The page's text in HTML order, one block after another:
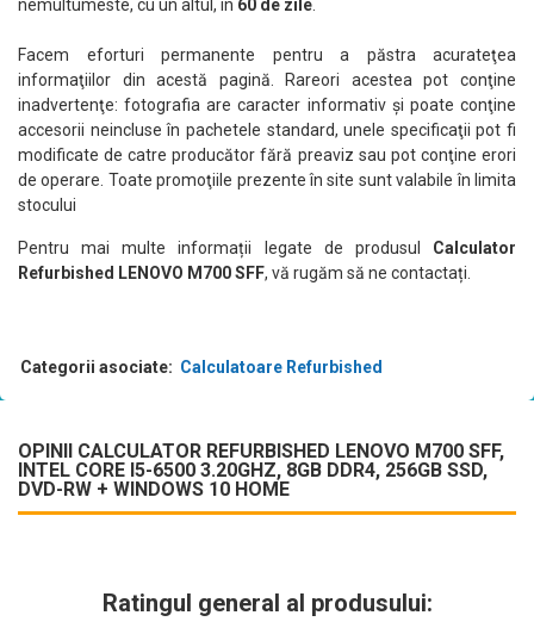
nemultumeste, cu un altul, in 60 de zile.
Facem eforturi permanente pentru a păstra acurateţea
informaţiilor din acestă pagină. Rareori acestea pot conţine
inadvertenţe: fotografia are caracter informativ şi poate conţine
accesorii neincluse în pachetele standard, unele specificaţii pot fi
modificate de catre producător fără preaviz sau pot conţine erori
de operare. Toate promoţiile prezente în site sunt valabile în limita
stocului
Pentru mai multe informații legate de produsul Calculator
Refurbished LENOVO M700 SFF, vă rugăm să ne contactați.
Categorii asociate: Calculatoare Refurbished
OPINII CALCULATOR REFURBISHED LENOVO M700 SFF,
INTEL CORE I5-6500 3.20GHZ, 8GB DDR4, 256GB SSD,
DVD-RW + WINDOWS 10 HOME
Ratingul general al produsului: